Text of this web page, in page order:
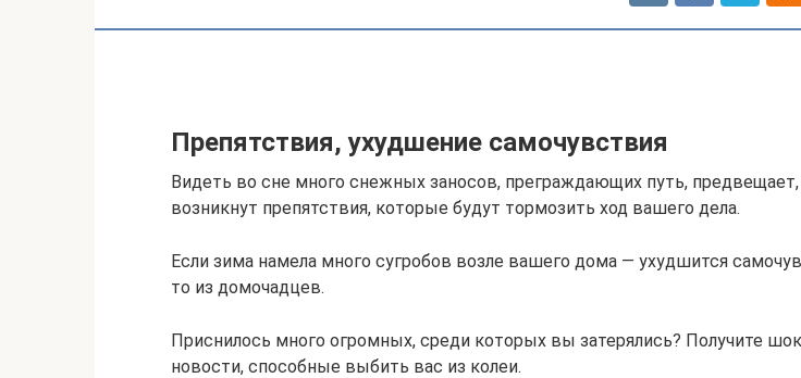
Препятствия, ухудшение самочувствия
Видеть во сне много снежных заносов, преграждающих путь, предвещает,
возникнут препятствия, которые будут тормозить ход вашего дела.
Если зима намела много сугробов возле вашего дома — ухудшится
то из домочадцев.
Приснилось много огромных, среди которых вы затерялись? Получите
новости, способные выбить вас из колеи.